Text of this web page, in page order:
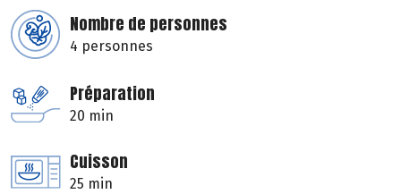
Nombre de personnes
4 personnes
Préparation
20 min
Cuisson
25 min